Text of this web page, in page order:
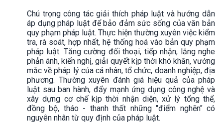
Chú trọng công tác giải thích pháp luật và hướng dẫn
áp dụng pháp luật để bảo đảm sức sống của văn bản
quy phạm pháp luật. Thực hiện thường xuyên việc kiểm
tra, rà soát, hợp nhất, hệ thống hoá vào bản quy phạm
pháp luật. Tăng cường đối thoại, tiếp nhận, lắng nghe
phản ánh, kiến nghị, giải quyết kịp thời khó khăn, vướng
mắc về pháp lý của cá nhân, tổ chức, doanh nghiệp, địa
phương. Thường xuyên đánh giá hiệu quả của pháp
luật sau ban hành, đẩy mạnh ứng dụng công nghệ và
xây dựng cơ chế kịp thời nhận diện, xử lý tổng thể,
đồng bộ, tháo - thanh thất những "điểm nghẽn" có
nguyên nhân từ quy định của pháp luật.